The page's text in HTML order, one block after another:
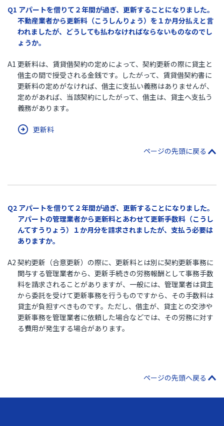
Q1 アパートを借りて２年間が過ぎ、更新することになりました。
不動産業者から更新料（こうしんりょう）を１か月分払えと言
われましたが、どうしても払わなければならないものなのでし
ょうか。
A1 更新料は、賃貸借契約の定めによって、契約更新の際に貸主と
借主の間で授受される金銭です。したがって、賃貸借契約書に
更新料の定めがなければ、借主に支払い義務はありませんが、
定めがあれば、当該契約にしたがって、借主は、貸主へ支払う
義務があります。
更新料
ページの先頭に戻る
Q2 アパートを借りて２年間が過ぎ、更新することになりました。
アパートの管理業者から更新料とあわせて更新手数料（こうし
んてすうりょう）１か月分を請求されましたが、支払う必要は
ありますか。
A2 契約更新（合意更新）の際に、更新料とは別に契約更新事務に
関与する管理業者から、更新手続きの労務報酬として事務手数
料を請求されることがありますが、一般には、管理業者は貸主
から委託を受けて更新事務を行うものですから、その手数料は
貸主が負担すべきものです。ただし、借主が、貸主との交渉や
更新事務を管理業者に依頼した場合などでは、その労務に対す
る費用が発生する場合があります。
ページの先頭へ戻る